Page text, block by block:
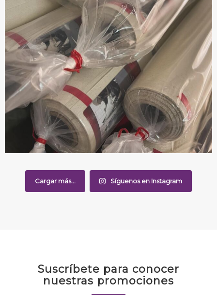
Cargar más... Síguenos en Instagram
Suscríbete para conocer
nuestras promociones